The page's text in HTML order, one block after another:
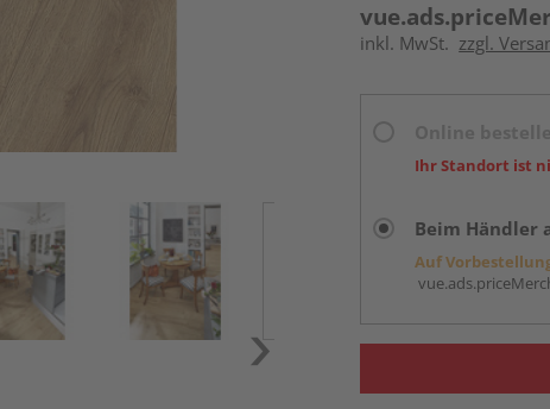
inkl. MwSt. zzgl.
Ihr Standort ist
Beim Händler
Auf